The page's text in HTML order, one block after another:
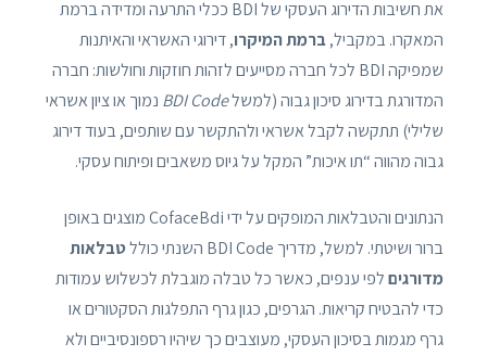
את חשיבות הדירוג העסקי של BDI ככלי התרעה ומדידה ברמת
המאקרו. במקביל,ברמת המיקרו, דירוגי האשראי והאיתנות
שמפיקה BDI לכל חברה מסייעים לזהות חוזקות וחולשות: חברה
המדורגת בדירוג סיכון גבוה (למשלBDI Code נמוך או ציון אשראי
שלילי) תתקשה לקבל אשראי ולהתקשר עם שותפים, בעוד דירוג
גבוה מהווה “תו איכות” המקל על גיוס משאבים ופיתוח עסקי.
הנתונים והטבלאות המופקים על ידי CofaceBdi מוצגים באופן
ברור ושיטתי. למשל, מדריך BDI Code השנתי כולל
טבלאות
מדורגיםלפי ענפים, כאשר כל טבלה מוגבלת לכשלוש עמודות
כדי להבטיח קריאות. הגרפים, כגון גרף התפלגות הסקטורים או
גרף מגמות בסיכון העסקי, מעוצבים כך שיהיו רספונסיביים ולא